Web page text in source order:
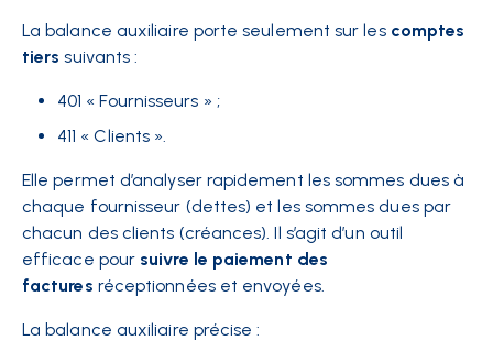
La balance auxiliaire porte seulement sur les comptes
tiers suivants :
401 « Fournisseurs » ;
411 « Clients ».
Elle permet d’analyser rapidement les sommes dues à
chaque fournisseur (dettes) et les sommes dues par
chacun des clients (créances). Il s’agit d’un outil
efficace pour suivre le paiement des
factures réceptionnées et envoyées.
La balance auxiliaire précise :